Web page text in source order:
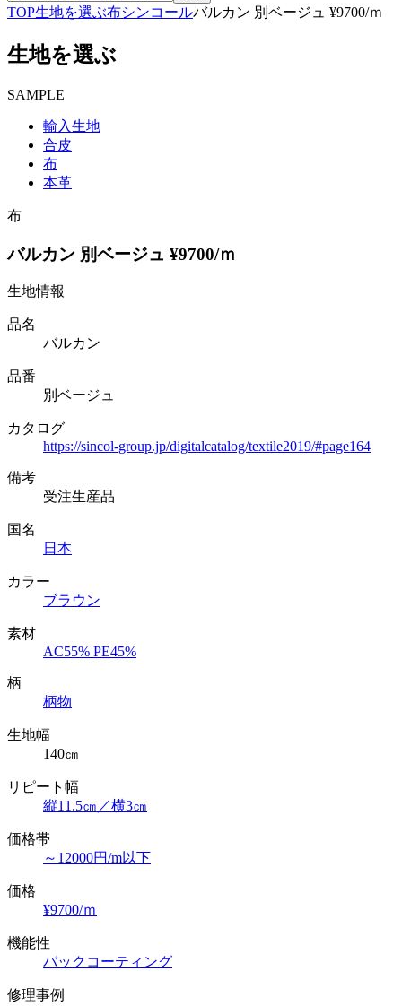
TOP生地を選ぶ布シンコールバルカン 別ベージュ ¥9700/ｍ
生地を選ぶ
SAMPLE
輸入生地
合皮
布
本革
布
バルカン 別ベージュ ¥9700/ｍ
生地情報
品名
バルカン
品番
別ベージュ
カタログ
https://sincol-group.jp/digitalcatalog/textile2019/#page164
備考
受注生産品
国名
日本
カラー
ブラウン
素材
AC55% PE45%
柄
柄物
生地幅
140㎝
リピート幅
縦11.5㎝／横3㎝
価格帯
～12000円/m以下
価格
¥9700/ｍ
機能性
バックコーティング
修理事例